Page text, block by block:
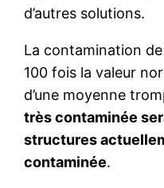
d’autres solutions.
La contamination
100 fois la valeur
d’une moyenne
très contaminée
structures
contaminée.